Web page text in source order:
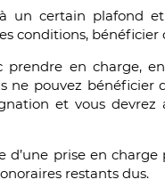
un certain plafond
conditions, bénéficier
prendre en charge,
ne pouvez bénéficier
et vous devrez
d’une prise en
restants dus.